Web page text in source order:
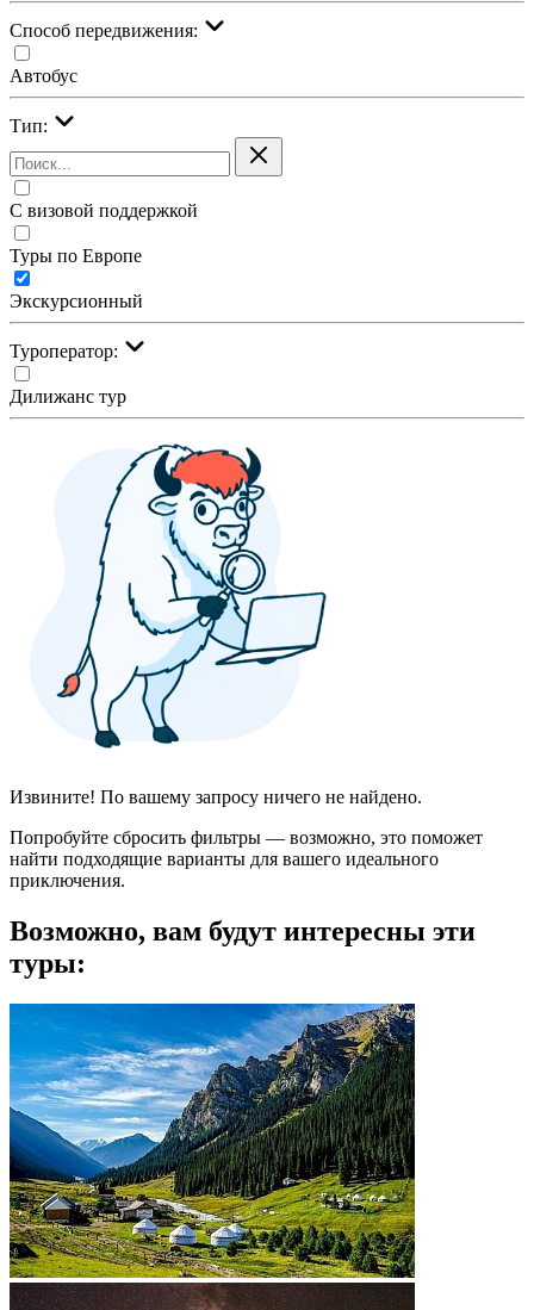
Cпособ передвижения:
Автобус
Тип:
С визовой поддержкой
Туры по Европе
Экскурсионный
Туроператор:
Дилижанс тур
Извините! По вашему запросу ничего не найдено.
Попробуйте сбросить фильтры — возможно, это поможет
найти подходящие варианты для вашего идеального
приключения.
Возможно, вам будут интересны эти
туры: